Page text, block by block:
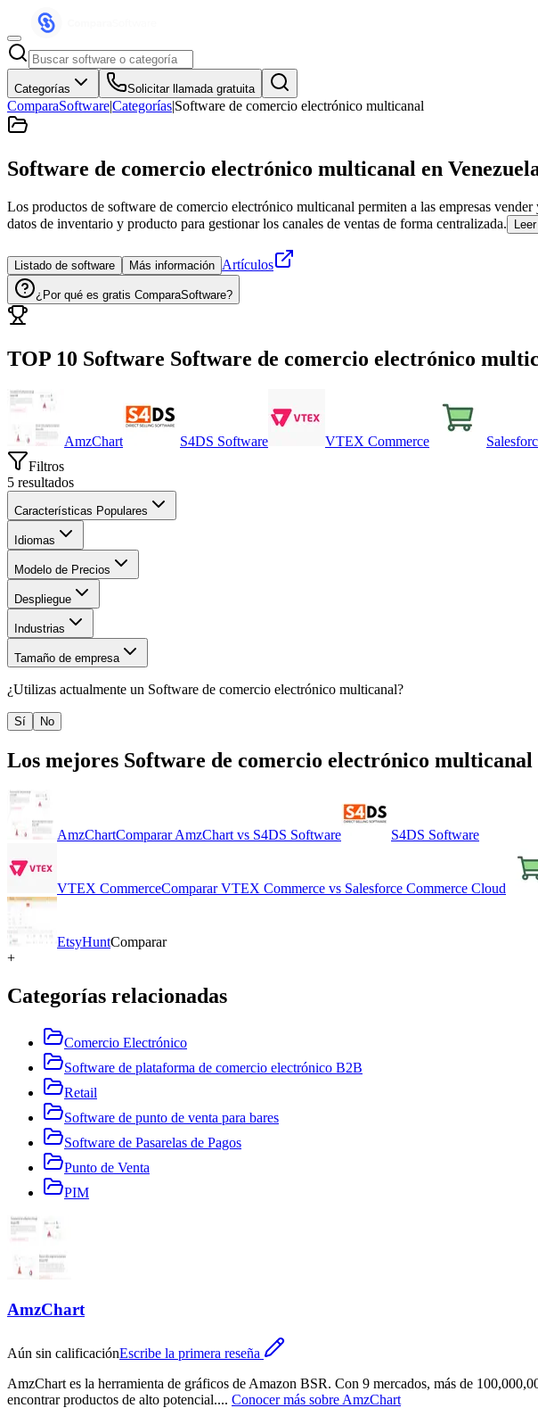
Categorías Solicitar llamada gratuita
ComparaSoftware|Categorías|Software de comercio electrónico multicanal
Software de comercio electrónico multicanal en
Los productos de software de comercio electrónico multicanal permiten a las empresas
datos de inventario y producto para gestionar los canales de ventas de forma centralizada.
Listado de software Más información Artículos
¿Por qué es gratis ComparaSoftware?
TOP 10 Software Software de comercio electrónico
AmzChart S4DS Software VTEX Commerce
Filtros
5 resultados
Características Populares
Idiomas
Modelo de Precios
Despliegue
Industrias
Tamaño de empresa
¿Utilizas actualmente un Software de comercio electrónico multicanal?
Sí No
Los mejores Software de comercio electrónico multicanal
AmzChartCompararAmzChartvs S4DS Software S4DS Software
VTEX CommerceComparar VTEX Commerce vs Salesforce Commerce Cloud
EtsyHuntComparar
+
Categorías relacionadas
Comercio Electrónico
Software de plataforma de comercio electrónico B2B
Retail
Software de punto de venta para bares
Software de Pasarelas de Pagos
Punto de Venta
PIM
AmzChart
Aún sin calificaciónEscribe la primera reseña
AmzChart es la herramienta de gráficos de Amazon BSR. Con 9 mercados, más de
encontrar productos de alto potencial.... Conocer más sobre AmzChart